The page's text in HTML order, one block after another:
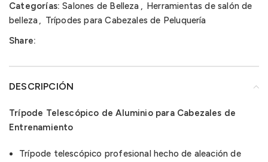
Categorías: Salones de Belleza , Herramientas de salón de
belleza, Trípodes para Cabezales de Peluquería
Share:
DESCRIPCIÓN
Trípode Telescópico de Aluminio para Cabezales de
Entrenamiento
Trípode telescópico profesional hecho de aleación de